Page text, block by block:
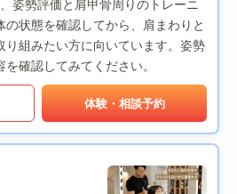
姿勢評価と肩甲骨周りのトレーニ
の状態を確認してから、肩まわりと
り組みたい方に向いています。姿勢
確認してみてください。
体験・相談予約